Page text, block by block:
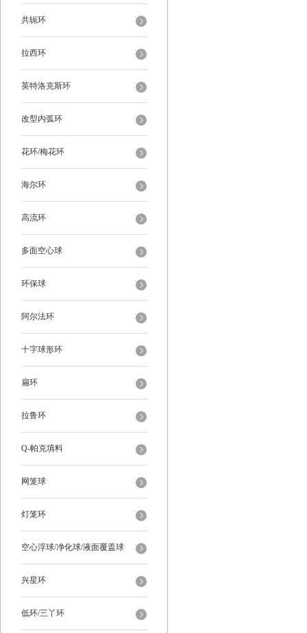
共轭环
拉西环
英特洛克斯环
改型内弧环
花环/梅花环
海尔环
高流环
多面空心球
环保球
阿尔法环
十字球形环
扁环
拉鲁环
Q-帕克填料
网笼球
灯笼环
空心浮球/净化球/液面覆盖球
兴星环
低环/三丫环